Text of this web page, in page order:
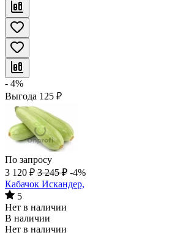
- 4%
Выгода 125 ₽
По запросу
3 120 ₽ 3 245 ₽ -4%
Кабачок Искандер,
5
Нет в наличии
В наличии
Нет в наличии